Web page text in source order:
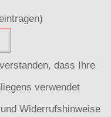
dass Ihre
verwendet
Widerrufshinweise